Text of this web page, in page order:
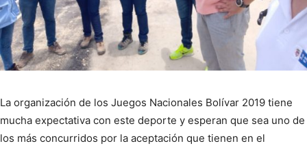
La organización de los Juegos Nacionales Bolívar 2019 tiene
mucha expectativa con este deporte y esperan que sea uno de
los más concurridos por la aceptación que tienen en el